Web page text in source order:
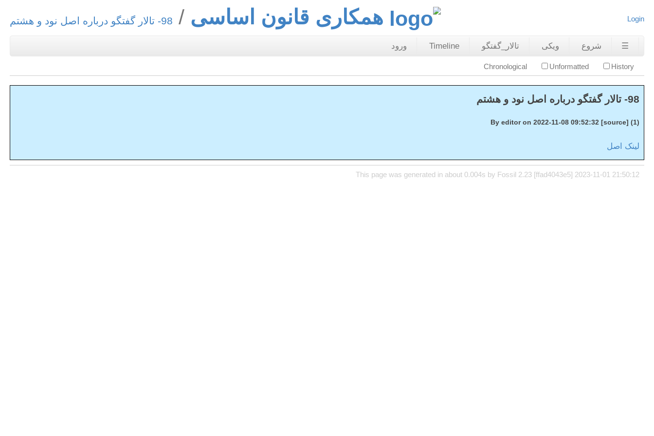
همکاری قانون اساسی 98- تالار گفتگو درباره اصل نود و هشتم Login
☰ شروع ویکی تالار_گفتگو Timeline ورود
Chronological Unformatted History
98- تالار گفتگو درباره اصل نود و هشتم
(1) By editor on 2022-11-08 09:52:32 [source]
لینک اصل
This page was generated in about 0.004s by Fossil 2.23 [ffad4043e5] 2023-11-01 21:50:12